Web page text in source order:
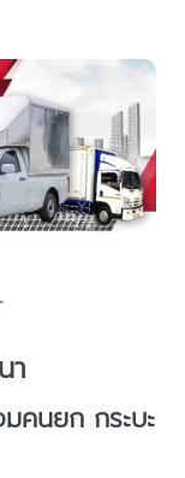
า
คนยก กระบะ